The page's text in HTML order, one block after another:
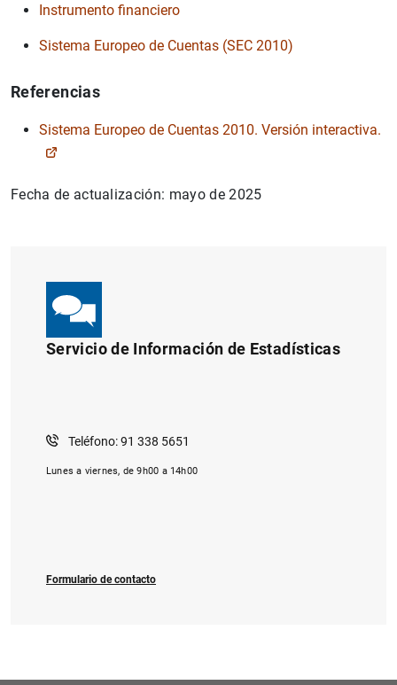
Instrumento financiero
Sistema Europeo de Cuentas (SEC 2010)
Referencias
Sistema Europeo de Cuentas 2010. Versión interactiva.
Fecha de actualización: mayo de 2025
Servicio de Información de Estadísticas
Teléfono: 91 338 5651
Lunes a viernes, de 9h00 a 14h00
Formulario de contacto